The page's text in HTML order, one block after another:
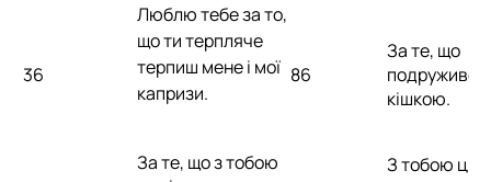
36
Люблю тебе за то,
що ти терпляче
терпиш мене і мої
капризи.
86
За те, що
кішкою.
За те, що з тобою
З тобою